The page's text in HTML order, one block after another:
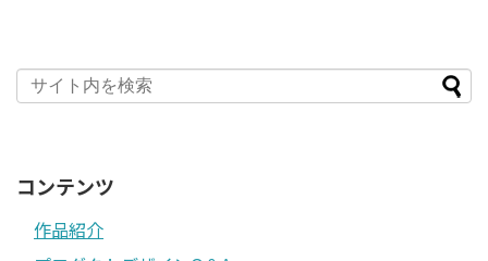
コンテンツ
作品紹介